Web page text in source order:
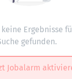
keine Ergebnisse
gefunden.
Jobalarm